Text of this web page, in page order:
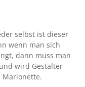
selbst ist dieser
wenn man sich
dann muss man
wird Gestalter
Marionette.